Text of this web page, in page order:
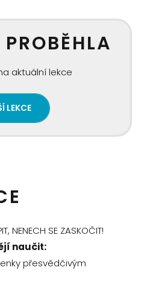
aktuální lekce
LEKCE
NENECH SE ZASKOČIT!
naučit:
přesvědčivým